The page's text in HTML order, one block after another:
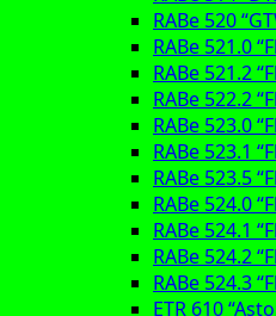
RABe 520
RABe 521.0
RABe 521.2
RABe 522.2
RABe 523.0
RABe 523.1
RABe 523.5
RABe 524.0
RABe 524.1
RABe 524.2
RABe 524.3
ETR 610